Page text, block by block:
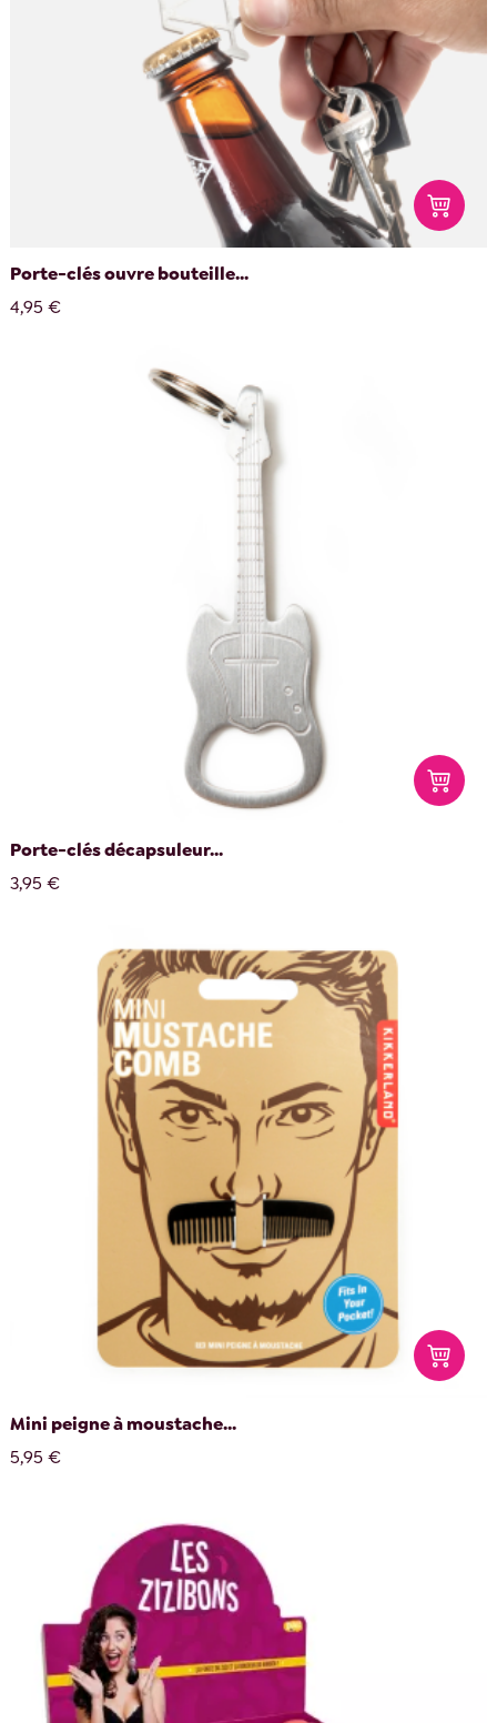
Porte-clés ouvre bouteille...
4,95 €
Porte-clés décapsuleur...
3,95 €
Mini peigne à moustache...
5,95 €